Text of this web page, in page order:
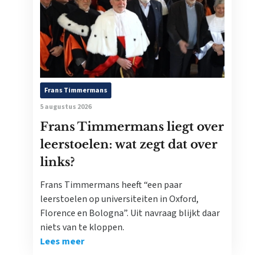
Frans Timmermans
5 augustus 2026
Frans Timmermans liegt over
leerstoelen: wat zegt dat over
links?
Frans Timmermans heeft “een paar
leerstoelen op universiteiten in Oxford,
Florence en Bologna”. Uit navraag blijkt daar
niets van te kloppen.
Lees meer